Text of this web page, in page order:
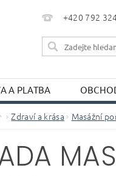
+420 792
A PLATBA
Zdraví a krása Masážní